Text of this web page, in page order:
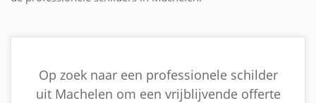
Op zoek naar een professionele schilder
uit Machelen om een vrijblijvende offerte